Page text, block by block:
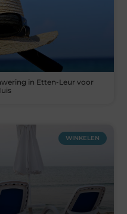
in Etten-Leur voor
WINKELEN